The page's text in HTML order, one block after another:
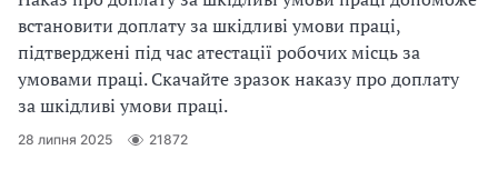
встановити доплату за шкідливі умови праці,
підтверджені під час атестації робочих місць за
умовами праці. Скачайте зразок наказу про доплату
за шкідливі умови праці.
28 липня 2025 21872